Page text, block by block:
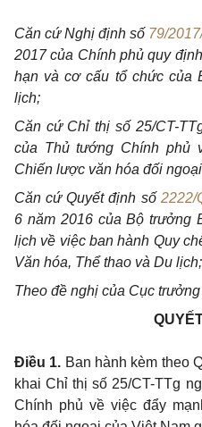
Căn cứ Nghị định số 79/
2017 của Chính phủ quy
hạn và cơ cấu tổ chức của
lịch;
Căn cứ Chỉ thị số 25/CT-
của Thủ tướng Chính phủ
Chiến lược văn hóa đối
Căn cứ Quyết định số 2222/
6 năm 2016 của Bộ trưởng
lịch về việc ban hành Quy
Văn hóa, Thể thao và Du lịch;
Theo đề nghị của Cục
Điều 1. Ban hành kèm theo
khai Chỉ thị số 25/CT-TTg
Chính phủ về việc đẩy